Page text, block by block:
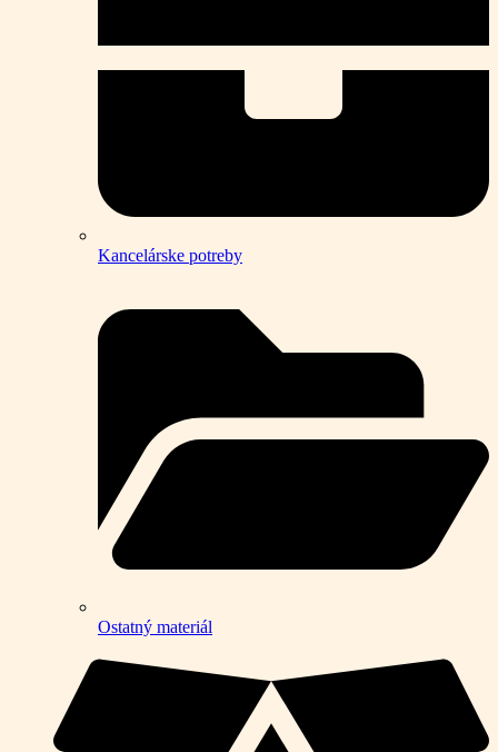
Kancelárske potreby
Ostatný materiál